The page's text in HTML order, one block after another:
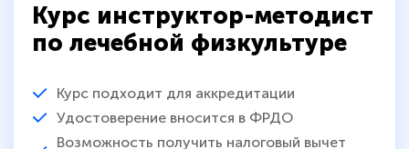
Курс инструктор-методист
по лечебной физкультуре
Курс подходит для аккредитации
Удостоверение вносится в ФРДО
Возможность получить налоговый вычет